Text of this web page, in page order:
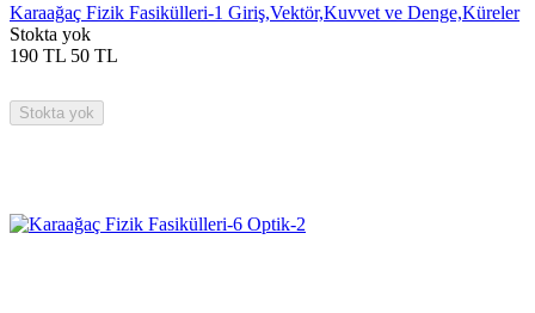
Karaağaç Fizik Fasikülleri-1 Giriş,Vektör,Kuvvet ve Denge,Küreler
Stokta yok
190 TL 50 TL
Stokta yok